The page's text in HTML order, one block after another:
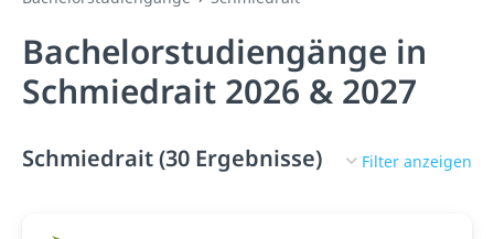
Bachelorstudiengänge in
Schmiedrait 2026 & 2027
Schmiedrait (30 Ergebnisse) Filter anzeigen